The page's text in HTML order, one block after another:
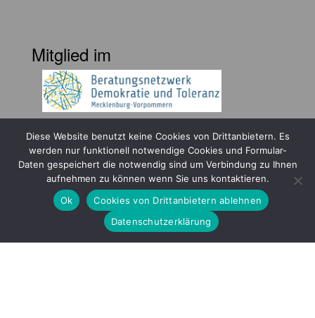
Mitglied im
Gefördert durch
Diese Website benutzt keine Cookies von Drittanbietern. Es
werden nur funktionell notwendige Cookies und Formular-
Daten gespeichert die notwendig sind um Verbindung zu Ihnen
aufnehmen zu können wenn Sie uns kontaktieren.
Ok
Cookies von Drittanbietern ablehnen
Datenschutzerklärung